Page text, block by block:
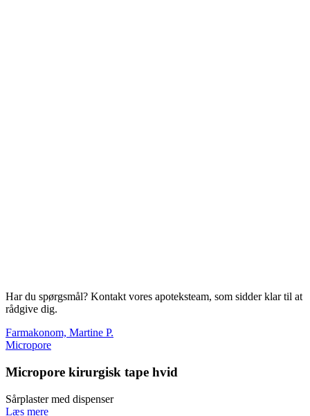
Har du spørgsmål? Kontakt vores apoteksteam, som sidder klar til at
rådgive dig.
Farmakonom, Martine P.
Micropore
Micropore kirurgisk tape hvid
Sårplaster med dispenser
Læs mere